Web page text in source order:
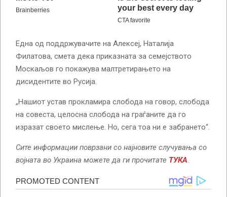
Една од поддржувачите на Алексеј, Наталија
Филатова, смета дека приказната за семејството
Москаљов го покажува малтретирањето на
дисидентите во Русија.
„Нашиот устав прокламира слобода на говор, слобода
на совеста, целосна слобода на граѓаните да го
изразат своето мислење. Но, сега тоа ни е забрането“.
Сите информации поврзани со најновите случувања со
војната во Украина можете да ги прочитате ТУКА.